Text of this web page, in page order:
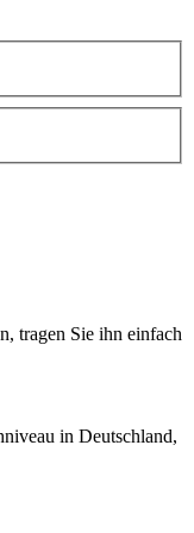
tragen Sie ihn einfach
in Deutschland,